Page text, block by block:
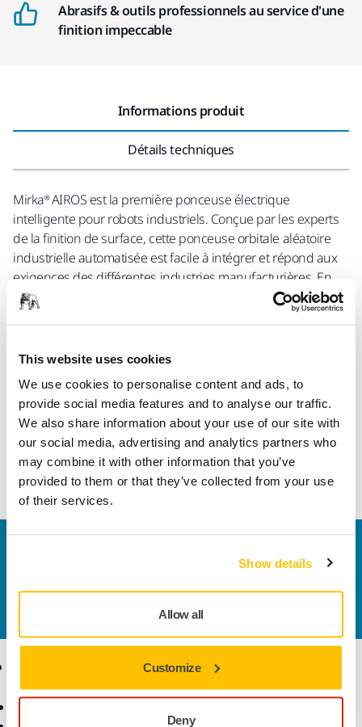
This website uses cookies
We use cookies to personalise content and ads, to
provide social media features and to analyse our traffic.
We also share information about your use of our site with
our social media, advertising and analytics partners who
may combine it with other information that you’ve
provided to them or that they’ve collected from your use
of their services.
Show details
Allow all
Customize
Deny
Abrasifs & outils professionnels au service d'une
finition impeccable
Informations produit
Détails techniques
Mirka® AIROS est la première ponceuse électrique
intelligente pour robots industriels. Conçue par les experts
de la finition de surface, cette ponceuse orbitale aléatoire
industrielle automatisée est facile à intégrer et répond aux
exigences des différentes industries manufacturières. En
plus de la tête de ponçage, nous proposons des solutions
de finition de surface basées sur plus de 75 ans
du processus. Grâce à la solution de ponçage automatisée
chefs de produits peuvent être sûrs que leur vision est
réalisée et que le résultat final reflète leurs standards
élevés. Ponceuse facile à intégrer - Ponçage de qualité
constante - Un contrôle total sur toutes les surfaces -
Ponceuse construite pour durer.
Prenez contact avec
nouset notre équipe d'experts répondra à vos
Savoir-Faire